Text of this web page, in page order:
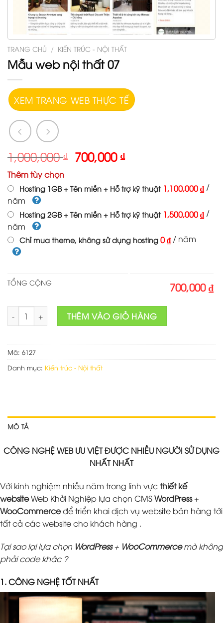
TRANG CHỦ / KIẾN TRÚC - NỘI THẤT
Mẫu web nội thất 07
XEM TRANG WEB THỰC TẾ
1,000,000₫ 700,000₫
Thêm tùy chọn
Hosting 1GB + Tên miền + Hỗ trợ kỹ thuật 1,100,000 ₫ /
năm
Hosting 2GB + Tên miền + Hỗ trợ kỹ thuật 1,500,000 ₫ /
năm
Chỉ mua theme, không sử dụng hosting 0 ₫ / năm
TỔNG CỘNG 700,000 ₫
Mẫu web nội thất 07 số lượngTHÊM VÀO GIỎ HÀNG
Mã: 6127
Danh mục: Kiến trúc - Nội thất
MÔ TẢ
CÔNG NGHỆ WEB ƯU VIỆT ĐƯỢC NHIỀU NGƯỜI SỬ DỤNG
NHẤT NHẤT
Với kinh nghiệm nhiều năm trong lĩnh vựcthiết kế
websiteWeb Khởi Nghiệp lựa chọn CMSWordPress+
WooCommerceđể triển khai dịch vụ website bán hàng tới
tất cả các website cho khách hàng .
Tại sao lại lựa chọn WordPress+ WooCommercemà không
phải code khác ?
1. CÔNG NGHỆ TỐT NHẤT